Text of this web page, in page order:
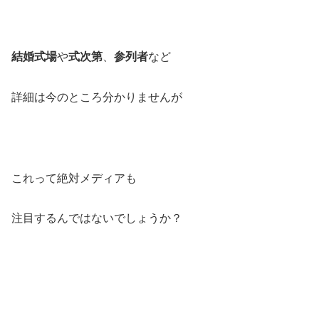
結婚式場や式次第 参列者など
詳細は今のところ分かりませんが
これって絶対メディアも
注目するんではないでしょうか？